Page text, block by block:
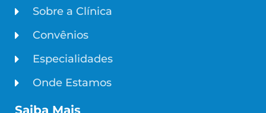
Sobre a Clínica
Convênios
Especialidades
Onde Estamos
Saiba Mais